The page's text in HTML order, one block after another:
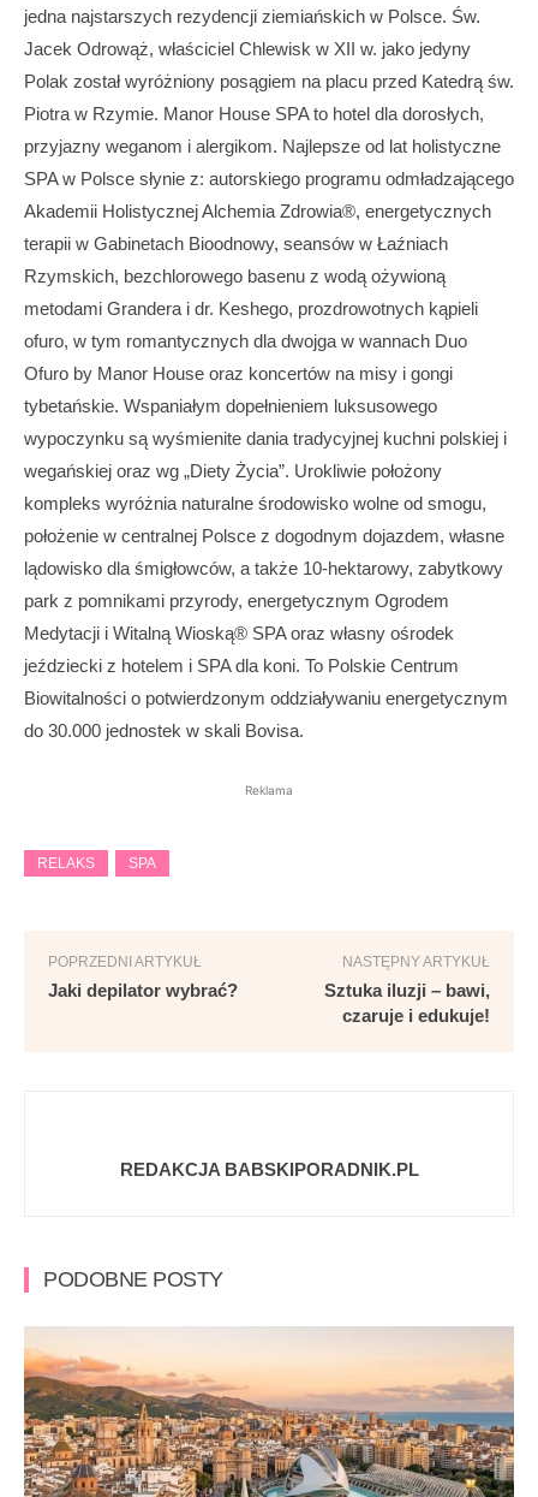
jedna najstarszych rezydencji ziemiańskich w Polsce. Św.
Jacek Odrowąż, właściciel Chlewisk w XII w. jako jedyny
Polak został wyróżniony posągiem na placu przed Katedrą św.
Piotra w Rzymie. Manor House SPA to hotel dla dorosłych,
przyjazny weganom i alergikom. Najlepsze od lat holistyczne
SPA w Polsce słynie z: autorskiego programu odmładzającego
Akademii Holistycznej Alchemia Zdrowia®, energetycznych
terapii w Gabinetach Bioodnowy, seansów w Łaźniach
Rzymskich, bezchlorowego basenu z wodą ożywioną
metodami Grandera i dr. Keshego, prozdrowotnych kąpieli
ofuro, w tym romantycznych dla dwojga w wannach Duo
Ofuro by Manor House oraz koncertów na misy i gongi
tybetańskie. Wspaniałym dopełnieniem luksusowego
wypoczynku są wyśmienite dania tradycyjnej kuchni polskiej i
wegańskiej oraz wg „Diety Życia”. Urokliwie położony
kompleks wyróżnia naturalne środowisko wolne od smogu,
położenie w centralnej Polsce z dogodnym dojazdem, własne
lądowisko dla śmigłowców, a także 10-hektarowy, zabytkowy
park z pomnikami przyrody, energetycznym Ogrodem
Medytacji i Witalną Wioską® SPA oraz własny ośrodek
jeździecki z hotelem i SPA dla koni. To Polskie Centrum
Biowitalności o potwierdzonym oddziaływaniu energetycznym
do 30.000 jednostek w skali Bovisa.
Reklama
RELAKS SPA
POPRZEDNI ARTYKUŁ
Jaki depilator wybrać?
NASTĘPNY ARTYKUŁ
Sztuka iluzji – bawi,
czaruje i edukuje!
REDAKCJA BABSKIPORADNIK.PL
PODOBNE POSTY